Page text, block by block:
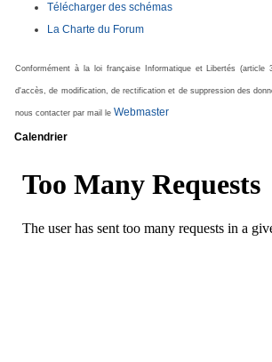
Télécharger des schémas
La Charte du Forum
Conformément à la loi française Informatique et Libertés (article
d'accès, de modification, de rectification et de suppression des
nous contacter par mail le Webmaster
Calendrier